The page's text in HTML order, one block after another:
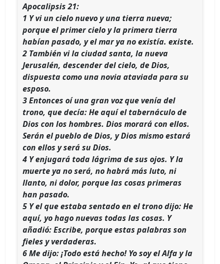
Apocalipsis 21:
1 Y vi un cielo nuevo y una tierra nueva;
porque el primer cielo y la primera tierra
habían pasado, y el mar ya no existía. existe.
2 También vi la ciudad santa, la nueva
Jerusalén, descender del cielo, de Dios,
dispuesta como una novia ataviada para su
esposo.
3 Entonces oí una gran voz que venía del
trono, que decía: He aquí el tabernáculo de
Dios con los hombres. Dios morará con ellos.
Serán el pueblo de Dios, y Dios mismo estará
con ellos y será su Dios.
4 Y enjugará toda lágrima de sus ojos. Y la
muerte ya no será, no habrá más luto, ni
llanto, ni dolor, porque las cosas primeras
han pasado.
5 Y el que estaba sentado en el trono dijo: He
aquí, yo hago nuevas todas las cosas. Y
añadió: Escribe, porque estas palabras son
fieles y verdaderas.
6 Me dijo: ¡Todo está hecho! Yo soy el Alfa y la